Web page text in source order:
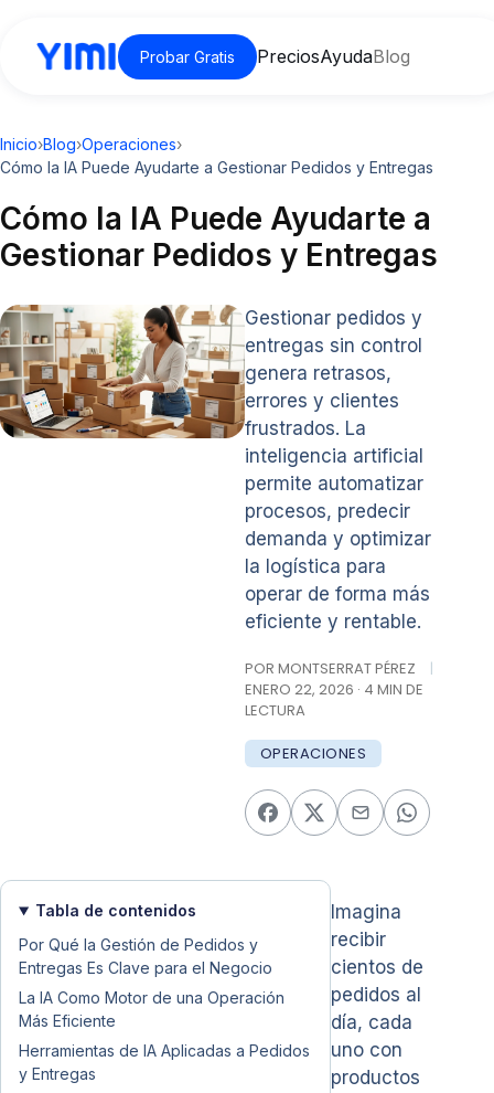
Probar Gratis PreciosAyudaBlog
Inicio›Blog›Operaciones›
Cómo la IA Puede Ayudarte a Gestionar Pedidos y Entregas
Cómo la IA Puede Ayudarte a
Gestionar Pedidos y Entregas
Gestionar pedidos y
entregas sin control
genera retrasos,
errores y clientes
frustrados. La
inteligencia artificial
permite automatizar
procesos, predecir
demanda y optimizar
la logística para
operar de forma más
eficiente y rentable.
POR MONTSERRAT PÉREZ
|
ENERO 22, 2026 · 4 MIN DE
LECTURA
OPERACIONES
Tabla de contenidos
Por Qué la Gestión de Pedidos y
Entregas Es Clave para el Negocio
La IA Como Motor de una Operación
Más Eficiente
Herramientas de IA Aplicadas a Pedidos
y Entregas
Imagina
recibir
cientos de
pedidos al
día, cada
uno con
productos